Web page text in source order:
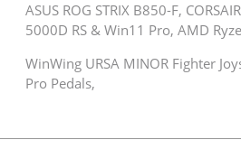
ASUS ROG STRIX B850-F,
5000D RS & Win11 Pro, AMD
WinWing URSA MINOR Fighter
Pro Pedals,